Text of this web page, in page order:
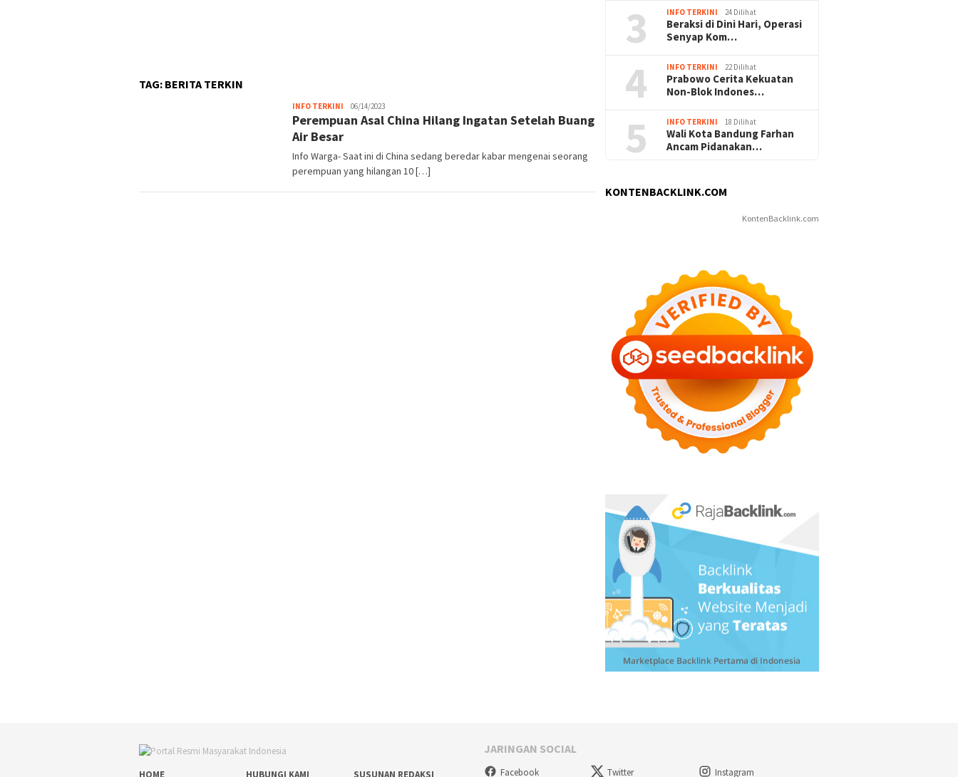
TAG: BERITA TERKIN
INFO TERKINI Nita
Yunengsih
06/14/2023
Perempuan Asal China Hilang Ingatan Setelah Buang
Air Besar
Info Warga- Saat ini di China sedang beredar kabar mengenai seorang
perempuan yang hilangan 10 […]
3 INFO TERKINI 24 Dilihat
Beraksi di Dini Hari, Operasi
Senyap Kom…
4 INFO TERKINI 22 Dilihat
Prabowo Cerita Kekuatan
Non-Blok Indones…
5 INFO TERKINI 18 Dilihat
Wali Kota Bandung Farhan
Ancam Pidanakan…
KONTENBACKLINK.COM
KontenBacklink.com
HOME HUBUNGI KAMI SUSUNAN REDAKSI
JARINGAN SOCIAL
Facebook Twitter Instagram